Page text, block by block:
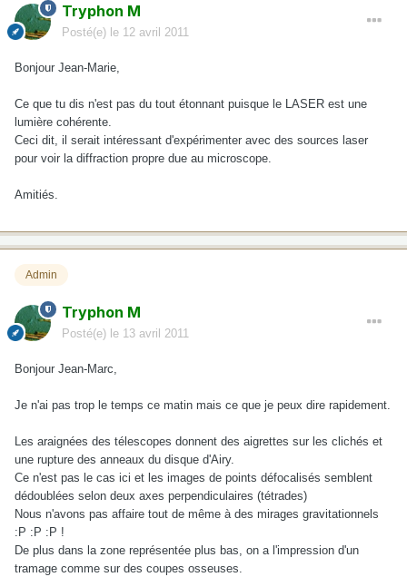
Tryphon M
Posté(e) le 12 avril 2011
Bonjour Jean-Marie,
Ce que tu dis n'est pas du tout étonnant puisque le LASER est une
lumière cohérente.
Ceci dit, il serait intéressant d'expérimenter avec des sources laser
pour voir la diffraction propre due au microscope.
Amitiés.
Admin
Tryphon M
Posté(e) le 13 avril 2011
Bonjour Jean-Marc,
Je n'ai pas trop le temps ce matin mais ce que je peux dire rapidement.
Les araignées des télescopes donnent des aigrettes sur les clichés et
une rupture des anneaux du disque d'Airy.
Ce n'est pas le cas ici et les images de points défocalisés semblent
dédoublées selon deux axes perpendiculaires (tétrades)
Nous n'avons pas affaire tout de même à des mirages gravitationnels
:P :P :P !
De plus dans la zone représentée plus bas, on a l'impression d'un
tramage comme sur des coupes osseuses.